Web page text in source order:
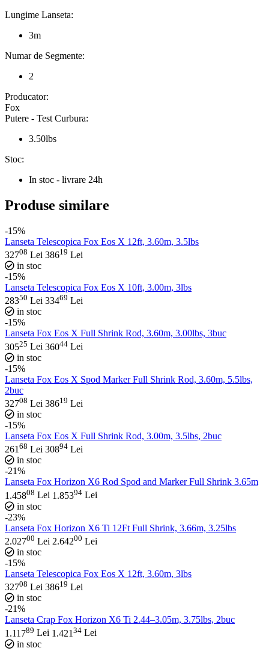
Lungime Lanseta:
3m
Numar de Segmente:
2
Producator:
Fox
Putere - Test Curbura:
3.50lbs
Stoc:
In stoc - livrare 24h
Produse similare
-15%
Lanseta Telescopica Fox Eos X 12ft, 3.60m, 3.5lbs
32708 Lei 38619 Lei
in stoc
-15%
Lanseta Telescopica Fox Eos X 10ft, 3.00m, 3lbs
28350 Lei 33469 Lei
in stoc
-15%
Lanseta Fox Eos X Full Shrink Rod, 3.60m, 3.00lbs, 3buc
30525 Lei 36044 Lei
in stoc
-15%
Lanseta Fox Eos X Spod Marker Full Shrink Rod, 3.60m, 5.5lbs,
2buc
32708 Lei 38619 Lei
in stoc
-15%
Lanseta Fox Eos X Full Shrink Rod, 3.00m, 3.5lbs, 2buc
261 68 Lei 30894 Lei
in stoc
-21%
Lanseta Fox Horizon X6 Rod Spod and Marker Full Shrink 3.65m
1.45808 Lei 1.85394 Lei
in stoc
-23%
Lanseta Fox Horizon X6 Ti 12Ft Full Shrink, 3.66m, 3.25lbs
2.02700 Lei 2.64200 Lei
in stoc
-15%
Lanseta Telescopica Fox Eos X 12ft, 3.60m, 3lbs
32708 Lei 38619 Lei
in stoc
-21%
Lanseta Crap Fox Horizon X6 Ti 2.44–3.05m, 3.75lbs, 2buc
1.11789 Lei 1.421 34 Lei
in stoc